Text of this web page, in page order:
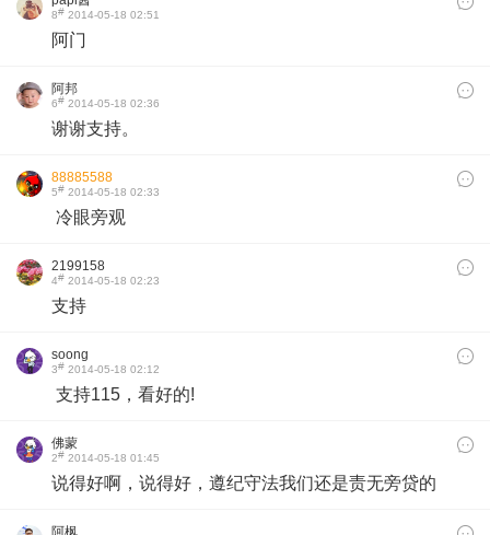
8# 2014-05-18 02:51
阿门
阿邦
6# 2014-05-18 02:36
谢谢支持。
88885588
5# 2014-05-18 02:33
​ 冷眼旁观
2199158
4# 2014-05-18 02:23
支持
soong
3# 2014-05-18 02:12
支持115，看好的!
佛蒙
2# 2014-05-18 01:45
说得好啊，说得好，遵纪守法我们还是责无旁贷的
阿枫